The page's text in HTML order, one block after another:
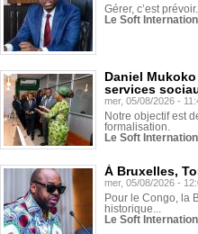
Gérer, c’est
Le Soft
Daniel
services
mer, 05/08/2026 -
Notre objectif est
formalisation.
Le Soft
À Bruxelles,
mer, 05/08/2026 -
Pour le Congo, la
historique...
Le Soft